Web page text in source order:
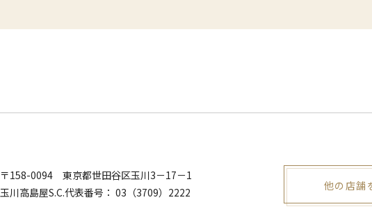
〒158-0094 東京都世田谷区玉川3－17－1
玉川高島屋S.C.代表番号： 03（3709）2222 他の店舗